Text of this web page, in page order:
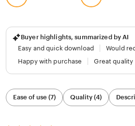
Buyer highlights, summarized by AI
Easy and quick download
Would
Happy with purchase
Great quality
Filter
by
category
Ease of use (7) Quality (4)